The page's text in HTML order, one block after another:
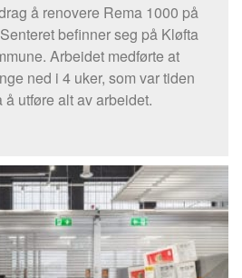
å renovere Rema 1000 på
befinner seg på Kløfta
Arbeidet medførte at
ned i 4 uker, som var tiden
å utføre alt av arbeidet.